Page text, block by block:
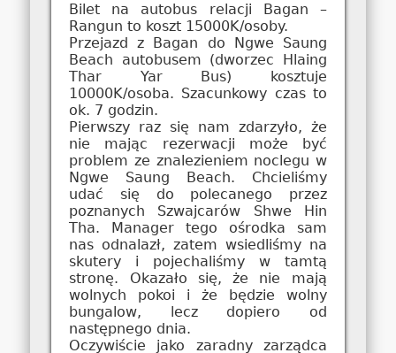
Bilet na autobus relacji Bagan –
Rangun to koszt 15000K/osoby.
Przejazd z Bagan do Ngwe Saung
Beach autobusem (dworzec Hlaing
Thar Yar Bus) kosztuje
10000K/osoba. Szacunkowy czas to
ok. 7 godzin.
Pierwszy raz się nam zdarzyło, że
nie mając rezerwacji może być
problem ze znalezieniem noclegu w
Ngwe Saung Beach. Chcieliśmy
udać się do polecanego przez
poznanych Szwajcarów Shwe Hin
Tha. Manager tego ośrodka sam
nas odnalazł, zatem wsiedliśmy na
skutery i pojechaliśmy w tamtą
stronę. Okazało się, że nie mają
wolnych pokoi i że będzie wolny
bungalow, lecz dopiero od
następnego dnia.
Oczywiście jako zaradny zarządca